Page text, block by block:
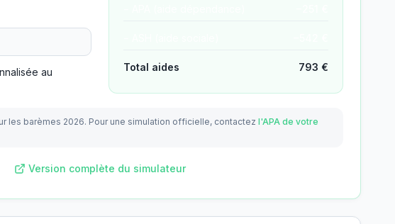
au
Total aides 793 €
les barèmes 2026. Pour une simulation officielle, contactez l'APA de votre
Version complète du simulateur